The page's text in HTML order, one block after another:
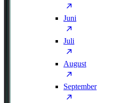
Juni
Juli
August
September